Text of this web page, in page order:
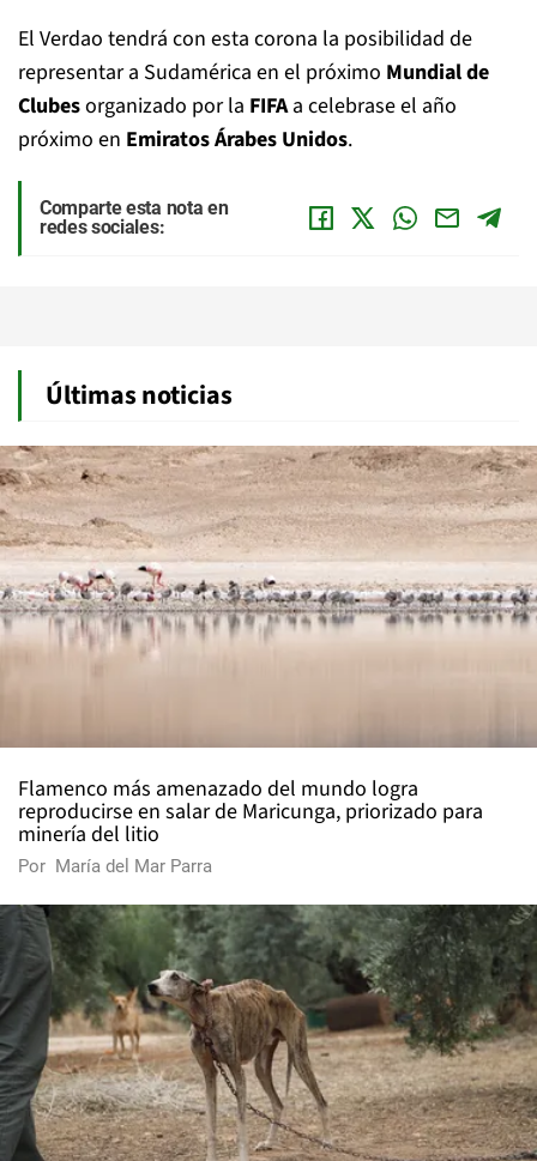
El Verdao tendrá con esta corona la posibilidad de
representar a Sudamérica en el próximo Mundial de
Clubesorganizado por la FIFAa celebrase el año
próximo en Emiratos Árabes Unidos.
Comparte esta nota en
redes sociales:
Últimas noticias
Flamenco más amenazado del mundo logra
reproducirse en salar de Maricunga, priorizado para
minería del litio
Por María del Mar Parra